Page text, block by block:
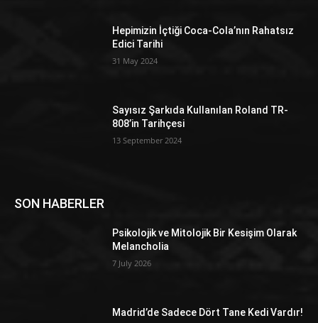
Hepimizin İçtiği Coca-Cola’nın Rahatsız
Edici Tarihi
31 May 2024
Sayısız Şarkıda Kullanılan Roland TR-
808’in Tarihçesi
13 September 2024
SON HABERLER
Psikolojik ve Mitolojik Bir Kesişim Olarak
Melancholia
7 July 2026
Madrid’de Sadece Dört Tane Kedi Vardır!